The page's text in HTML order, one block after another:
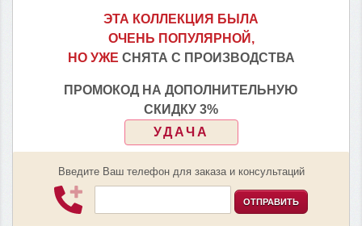
ЭТА КОЛЛЕКЦИЯ БЫЛА
ОЧЕНЬ ПОПУЛЯРНОЙ,
НО УЖЕ СНЯТА С ПРОИЗВОДСТВА
ПРОМОКОД НА ДОПОЛНИТЕЛЬНУЮ
СКИДКУ 3%
УДАЧА
Введите Ваш телефон для заказа и консультаций
ОТПРАВИТЬ